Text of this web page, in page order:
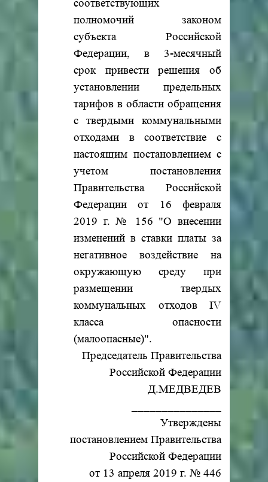
соответствующих
полномочий законом
субъекта Российской
Федерации, в 3-месячный
срок привести решения об
установлении предельных
тарифов в области обращения
с твердыми коммунальными
отходами в соответствие с
настоящим постановлением с
учетом постановления
Правительства Российской
Федерации от 16 февраля
2019 г. № 156 "О внесении
изменений в ставки платы за
негативное воздействие на
окружающую среду при
размещении твердых
коммунальных отходов IV
класса опасности
(малоопасные)".
Председатель Правительства
Российской Федерации
Д.МЕДВЕДЕВ
Утверждены
постановлением Правительства
Российской Федерации
от 13 апреля 2019 г. № 446